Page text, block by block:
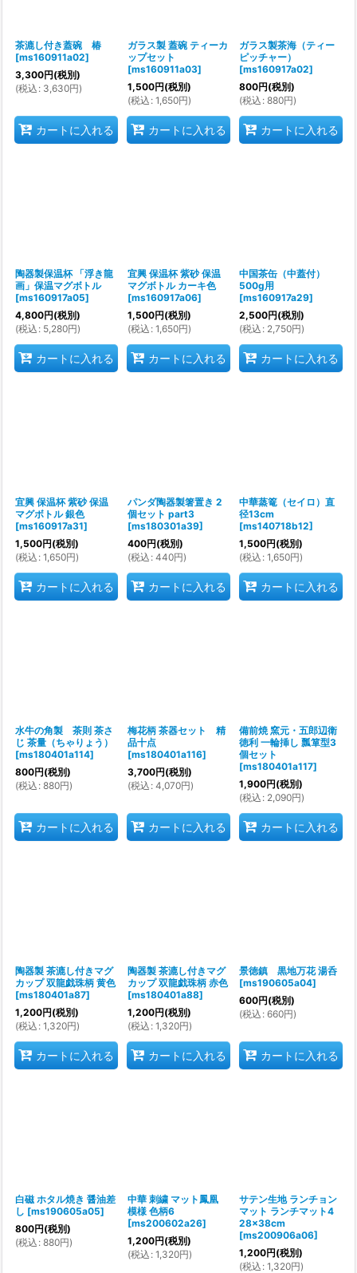
茶漉し付き蓋碗 椿
[ms160911a02]
3,300円(税別)
(税込 : 3,630円)
カートに入れる
ガラス製 蓋碗 ティーカ
ップセット
[ms160911a03]
1,500円(税別)
(税込 : 1,650円)
カートに入れる
ガラス製茶海（ティー
ピッチャー）
[ms160917a02]
800円(税別)
(税込 : 880円)
カートに入れる
陶器製保温杯 「浮き龍
画」保温マグボトル
[ms160917a05]
4,800円(税別)
(税込 : 5,280円)
カートに入れる
宜興 保温杯 紫砂 保温
マグボトル カーキ色
[ms160917a06]
1,500円(税別)
(税込 : 1,650円)
カートに入れる
中国茶缶（中蓋付）
500g用
[ms160917a29]
2,500円(税別)
(税込 : 2,750円)
カートに入れる
宜興 保温杯 紫砂 保温
マグボトル 銀色
[ms160917a31]
1,500円(税別)
(税込 : 1,650円)
カートに入れる
パンダ陶器製箸置き 2
個セット part3
[ms180301a39]
400円(税別)
(税込 : 440円)
カートに入れる
中華蒸篭（セイロ）直
径13cm
[ms140718b12]
1,500円(税別)
(税込 : 1,650円)
カートに入れる
水牛の角製 茶則 茶さ
じ 茶量（ちゃりょう）
[ms180401a114]
800円(税別)
(税込 : 880円)
カートに入れる
梅花柄 茶器セット 精
品十点
[ms180401a116]
3,700円(税別)
(税込 : 4,070円)
カートに入れる
備前焼 窯元・五郎辺衛
徳利 一輪挿し 瓢箪型3
個セット
[ms180401a117]
1,900円(税別)
(税込 : 2,090円)
カートに入れる
陶器製 茶漉し付きマグ
カップ 双龍戯珠柄 黄色
[ms180401a87]
1,200円(税別)
(税込 : 1,320円)
カートに入れる
陶器製 茶漉し付きマグ
カップ 双龍戯珠柄 赤色
[ms180401a88]
1,200円(税別)
(税込 : 1,320円)
カートに入れる
景徳鎮 黒地万花 湯呑
[ms190605a04]
600円(税別)
(税込 : 660円)
カートに入れる
白磁 ホタル焼き 醤油差
し [ms190605a05]
800円(税別)
(税込 : 880円)
中華 刺繍 マット鳳凰
模様 色柄6
[ms200602a26]
1,200円(税別)
(税込 : 1,320円)
サテン生地 ランチョン
マット ランチマット4
28×38cm
[ms200906a06]
1,200円(税別)
(税込 : 1,320円)